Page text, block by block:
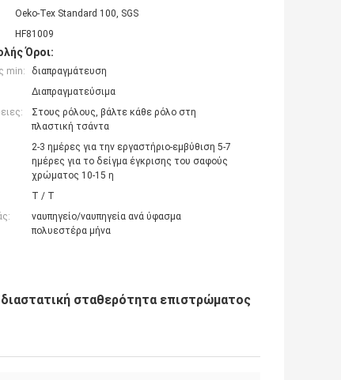
Oeko-Tex Standard 100, SGS
HF81009
Όροι:
min:
διαπραγμάτευση
Διαπραγματεύσιμα
Στους ρόλους, βάλτε κάθε ρόλο στη
πλαστική τσάντα
2-3 ημέρες για την εργαστήριο-εμβύθιση 5-7
ημέρες για το δείγμα έγκρισης του σαφούς
χρώματος 10-15 η
T / T
ναυπηγείο/ναυπηγεία ανά ύφασμα
πολυεστέρα μήνα
σταθερότητα επιστρώματος